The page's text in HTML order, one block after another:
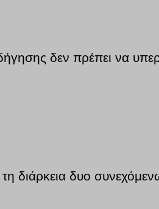
δεν πρέπει να
διάρκεια δυο